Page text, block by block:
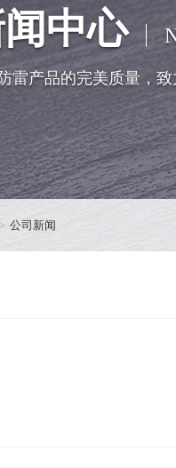
中心
雷产品的完美质量，
公司新闻